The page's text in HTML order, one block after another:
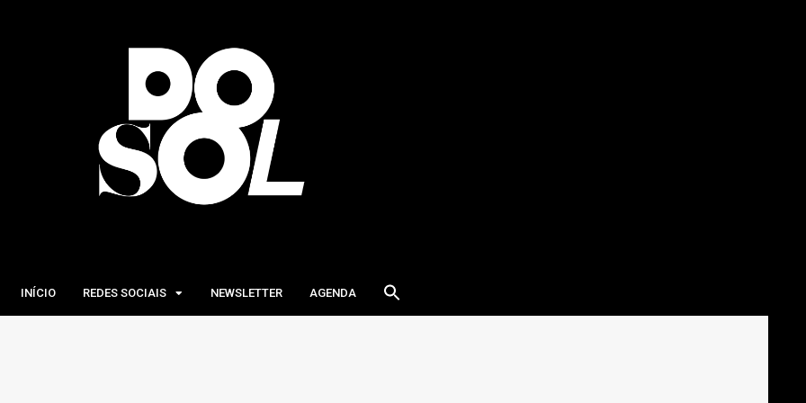
INÍCIO REDES SOCIAIS NEWSLETTER AGENDA